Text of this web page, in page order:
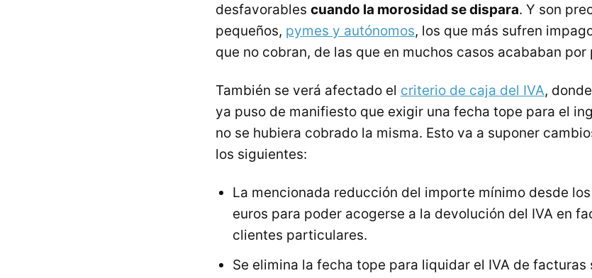
desfavorables cuando la morosidad se dispara. Y son
pequeños, pymes y autónomos, los que más sufren
que no cobran, de las que en muchos casos acababan por
También se verá afectado el criterio de caja del IVA,
ya puso de manifiesto que exigir una fecha tope para el
no se hubiera cobrado la misma. Esto va a suponer
los siguientes:
La mencionada reducción del importe mínimo desde
euros para poder acogerse a la devolución del IVA en
clientes particulares.
Se elimina la fecha tope para liquidar el IVA de facturas